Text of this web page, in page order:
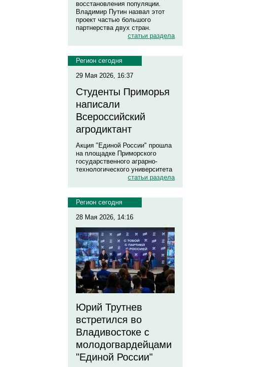
восстановления популяции.
Владимир Путин назвал этот
проект частью большого
партнерства двух стран.
статьи раздела
Регион сегодня
29 Мая 2026, 16:37
Студенты Приморья
написали
Всероссийский
агродиктант
Акция "Единой России" прошла
на площадке Приморского
государственного аграрно-
технологического университета
статьи раздела
Регион сегодня
28 Мая 2026, 14:16
Юрий Трутнев
встретился во
Владивостоке с
молодогвардейцами
"Единой России"